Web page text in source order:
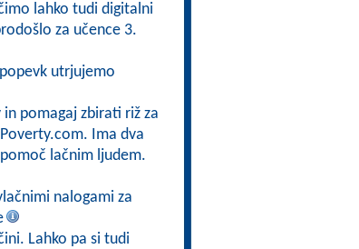
lahko tudi digitalni
za učence 3.
utrjujemo
in pomagaj zbirati riž za
Ima dva
lačnim ljudem.
nalogami za
Lahko pa si tudi